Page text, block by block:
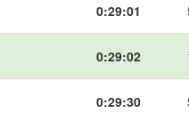
0:29:01
0:29:02
0:29:30